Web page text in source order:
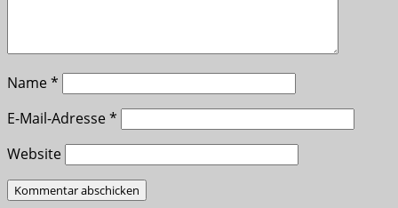
Name*
E-Mail-Adresse*
Website